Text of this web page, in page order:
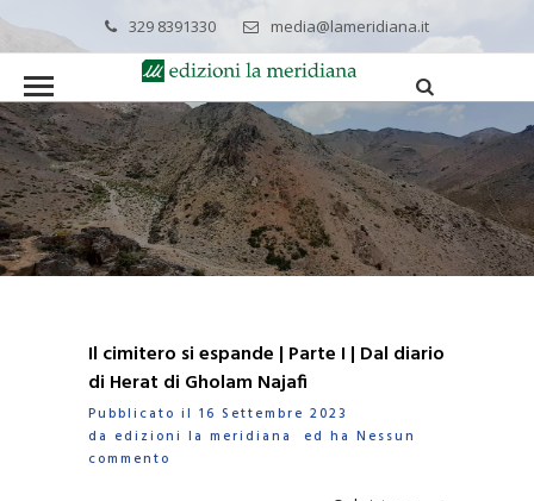
329 8391330 media@lameridiana.it
Il cimitero si espande | Parte I | Dal diario
di Herat di Gholam Najafi
Pubblicato il 16 Settembre 2023
da edizioni la meridiana ed ha Nessun
commento